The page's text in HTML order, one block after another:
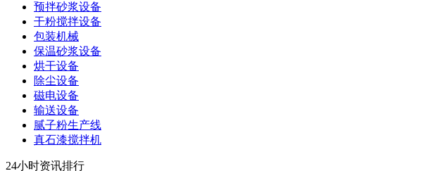
预拌砂浆设备
干粉搅拌设备
包装机械
保温砂浆设备
烘干设备
除尘设备
磁电设备
输送设备
腻子粉生产线
真石漆搅拌机
24小时资讯排行